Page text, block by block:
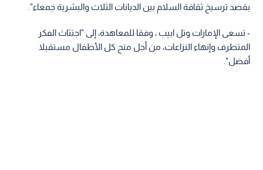
بقصد ترسيخ ثقافة السلام بين الديانات الثلاث والبشرية جمعاء".
- تسعى الإمارات وتل ابيب ، وفقا للمعاهدة، إلى "اجتثاث الفكر
المتطرف وإنهاء النزاعات، من أجل منح كل الأطفال مستقبلا
أفضل".